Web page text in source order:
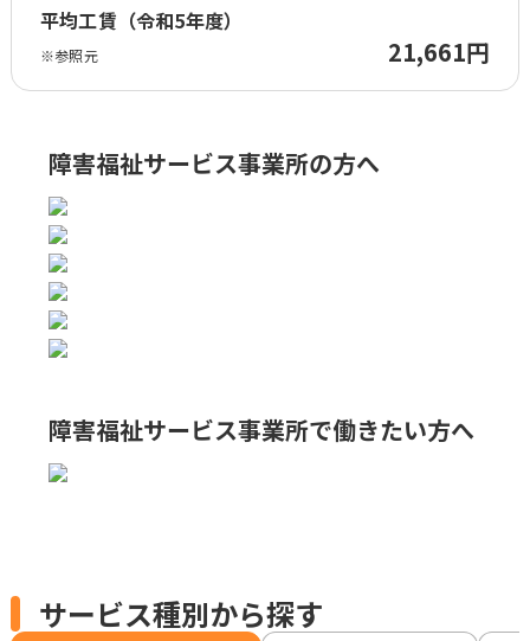
平均工賃（令和5年度）
※参照元 21,661円
障害福祉サービス事業所の方へ
障害福祉サービス事業所で働きたい方へ
サービス種別から探す